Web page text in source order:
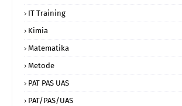
IT Training
Kimia
Matematika
Metode
PAT PAS UAS
PAT/PAS/UAS